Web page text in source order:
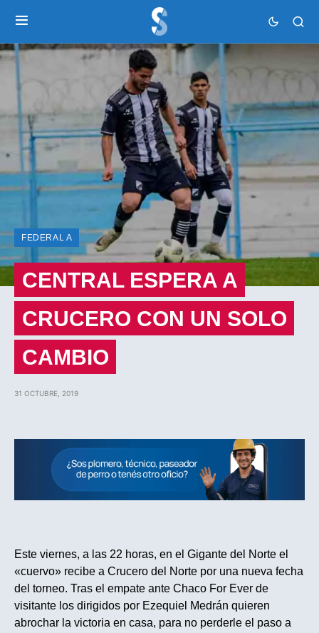
FEDERAL A
CENTRAL ESPERA A
CRUCERO CON UN SOLO
CAMBIO
31 OCTUBRE, 2019
Este viernes, a las 22 horas, en el Gigante del Norte el
«cuervo» recibe a Crucero del Norte por una nueva fecha
del torneo. Tras el empate ante Chaco For Ever de
visitante los dirigidos por Ezequiel Medrán quieren
abrochar la victoria en casa, para no perderle el paso a